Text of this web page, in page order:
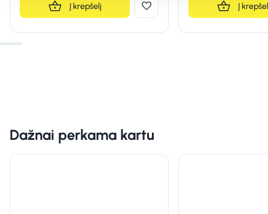
Į krepšelį Į
Dažnai perkama kartu